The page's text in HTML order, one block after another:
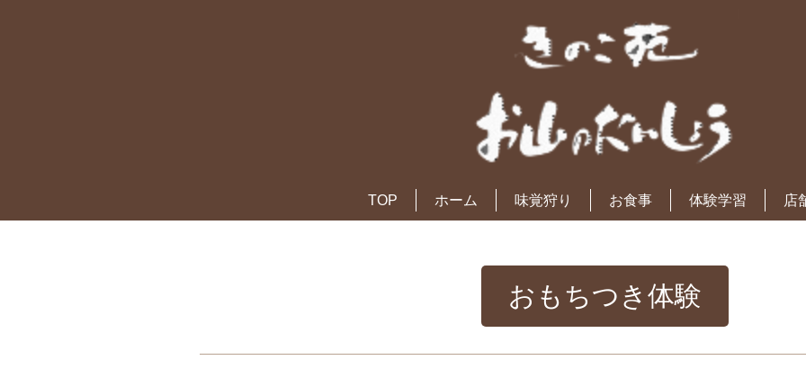
TOP ホーム 味覚狩り お食事 体験学習 店
おもちつき体験